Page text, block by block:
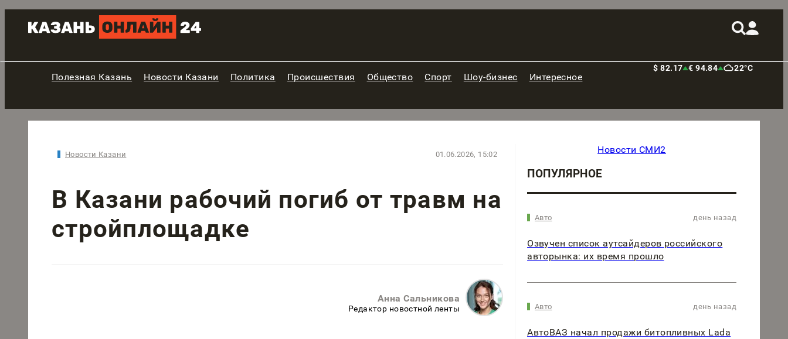
Полезная Казань Новости Казани Политика Происшествия Общество Спорт Шоу-бизнес Интересное
$ 82.17 € 94.84 22°C
Новости Казани 01.06.2026, 15:02
В Казани рабочий погиб от травм на
стройплощадке
Анна Сальникова
Редактор новостной ленты
Новости СМИ2
ПОПУЛЯРНОЕ
Авто день назад
Озвучен список аутсайдеров российского
авторынка: их время прошло
Авто день назад
АвтоВАЗ начал продажи битопливных Lada